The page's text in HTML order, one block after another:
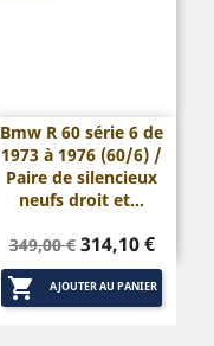
Bmw R 60 série 6 de
1973 à 1976 (60/6) /
Paire de silencieux
neufs droit et...
Prix
de
base
349,00 € Prix
314,10 €
 AJOUTER AU PANIER